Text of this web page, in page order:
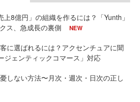
8億円」の組織を作るには？「Yunth」
ス、急成長の裏側
NEW
に選ばれるには？アクセンチュアに聞
ジェンティックコマース」対応
しない方法〜月次・週次・日次の正し